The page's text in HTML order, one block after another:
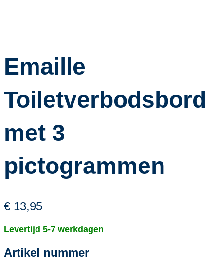
Emaille
Toiletverbodsbord
met 3
pictogrammen
€ 13,95
Levertijd 5-7 werkdagen
Artikel nummer